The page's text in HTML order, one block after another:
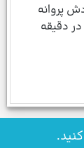
پروانه